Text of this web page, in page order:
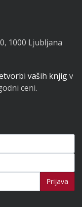
1000 Ljubljana
vaših knjigv
ceni.
Prijava